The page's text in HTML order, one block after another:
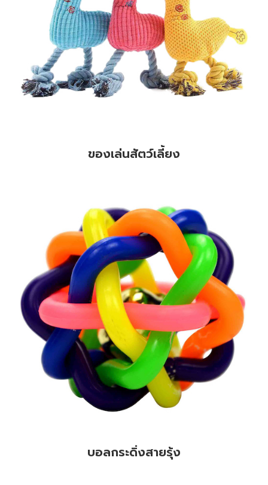
ของเล่นสัตว์เลี้ยง
บอลกระดิ่งสายรุ้ง